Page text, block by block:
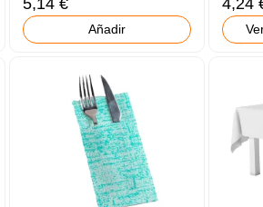
Añadir